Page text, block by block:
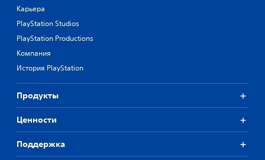
Карьера
PlayStation Studios
PlayStation Productions
Компания
История PlayStation
Продукты
Ценности
Поддержка